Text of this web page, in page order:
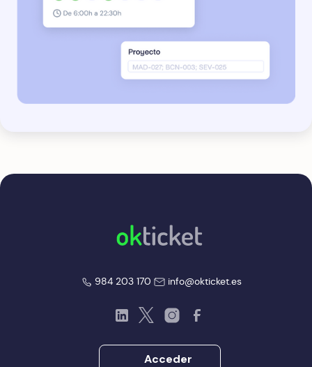
okticket
984 203 170 info@okticket.es
LinkedInTwitterInstagramFacebook
Acceder